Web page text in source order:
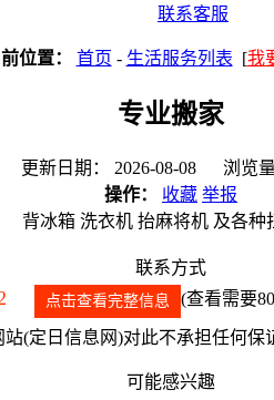
联系客服
位置： 首页 - 生活服务列表 [我
专业搬家
更新日期： 2026-08-08 浏览
操作：
收藏 举报
背冰箱 洗衣机 抬麻将机 及各种
联系方式
点击查看完整信息 (查看需要
(定日信息网)对此不承担任何保
可能感兴趣